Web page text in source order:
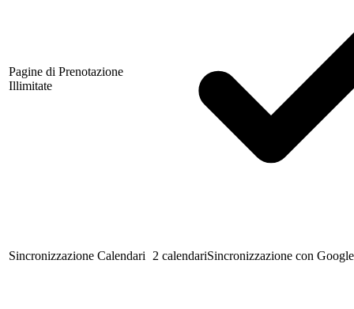
Pagine di Prenotazione
Illimitate
Sincronizzazione Calendari 2 calendariSincronizzazione con